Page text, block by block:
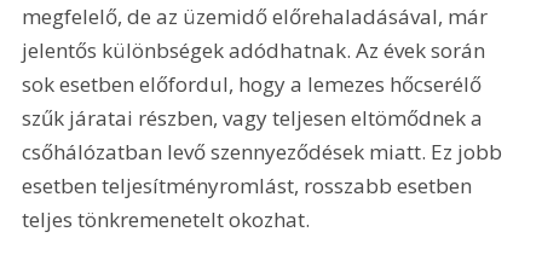
megfelelő, de az üzemidő előrehaladásával, már
jelentős különbségek adódhatnak. Az évek során
sok esetben előfordul, hogy a lemezes hőcserélő
szűk járatai részben, vagy teljesen eltömődnek a
csőhálózatban levő szennyeződések miatt. Ez jobb
esetben teljesítményromlást, rosszabb esetben
teljes tönkremenetelt okozhat.